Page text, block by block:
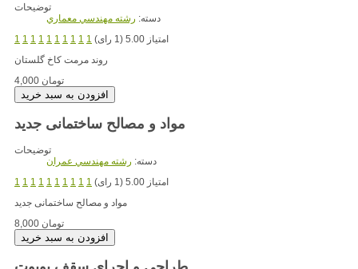
توضیحات
دسته: رشته مهندسي معماري
1 1 1 1 1 1 1 1 1 1
امتیاز 5.00 (1 رای)
4,000 تومان
مواد و مصالح ساختمانی جدید
توضیحات
دسته: رشته مهندسي عمران
1 1 1 1 1 1 1 1 1 1
امتیاز 5.00 (1 رای)
8,000 تومان